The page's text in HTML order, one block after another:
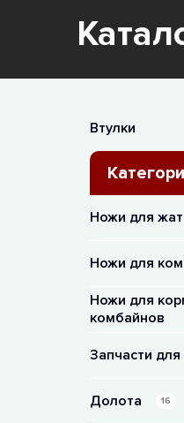
Втулки
Ножи для
Ножи для
Ножи для
комбайнов
Запчасти для
Долота 16